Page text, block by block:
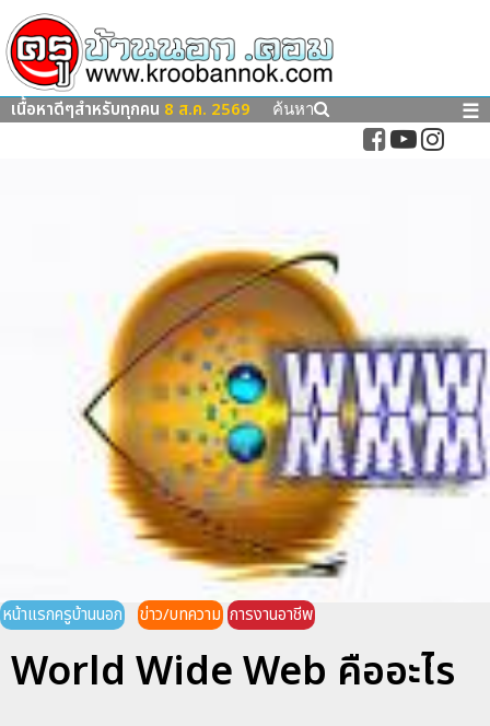
เนื้อหาดีๆสำหรับทุกคน 8 ส.ค. 2569 ค้นหา ☰
หน้าแรกครูบ้านนอก ข่าว/บทความ การงานอาชีพ
World Wide Web คืออะไร